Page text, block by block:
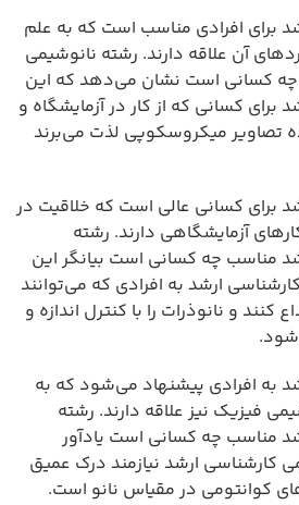
برای افرادی مناسب است که به علم
آن علاقه دارند. رشته نانوشیمی
چه کسانی است نشان می‌دهد که این
برای کسانی که از کار در آزمایشگاه و
تصاویر میکروسکوپی لذت می‌برند
برای کسانی عالی است که خلاقیت در
آزمایشگاهی دارند. رشته
مناسب چه کسانی است بیانگر این
ارشد به افرادی که می‌توانند
و نانوذرات را با کنترل اندازه و
به افرادی پیشنهاد می‌شود که به
فیزیک نیز علاقه دارند. رشته
مناسب چه کسانی است یادآور
کارشناسی ارشد نیازمند درک عمیق
کوانتومی در مقیاس نانو است.